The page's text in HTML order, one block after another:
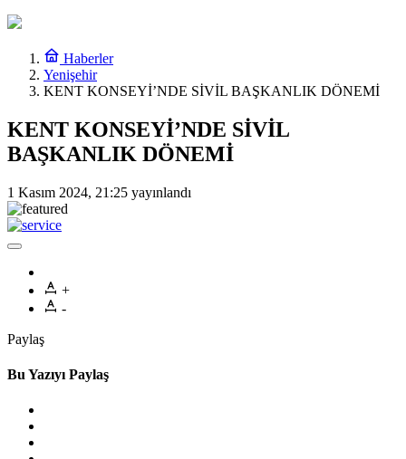
Haberler
Yenişehir
KENT KONSEYİ’NDE SİVİL BAŞKANLIK DÖNEMİ
KENT KONSEYİ’NDE SİVİL
BAŞKANLIK DÖNEMİ
1 Kasım 2024, 21:25 yayınlandı
+
-
Paylaş
Bu Yazıyı Paylaş